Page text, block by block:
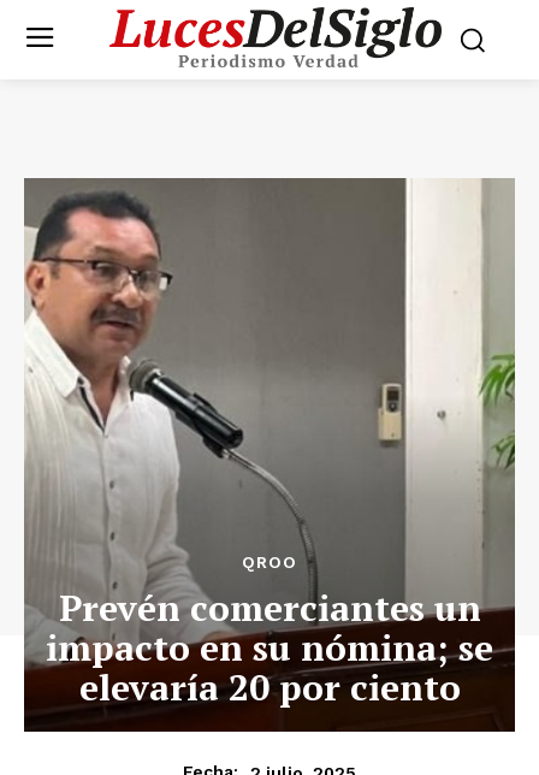
QROO
Prevén comerciantes un
impacto en su nómina; se
elevaría 20 por ciento